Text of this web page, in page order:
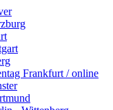
Frankfurt / online